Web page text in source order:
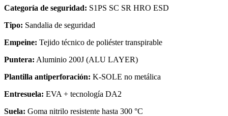
Categoría de seguridad: S1PS SC SR HRO ESD
Tipo: Sandalia de seguridad
Empeine: Tejido técnico de poliéster transpirable
Puntera: Aluminio 200J (ALU LAYER)
Plantilla antiperforación: K-SOLE no metálica
Entresuela: EVA + tecnología DA2
Suela: Goma nitrilo resistente hasta 300 °C